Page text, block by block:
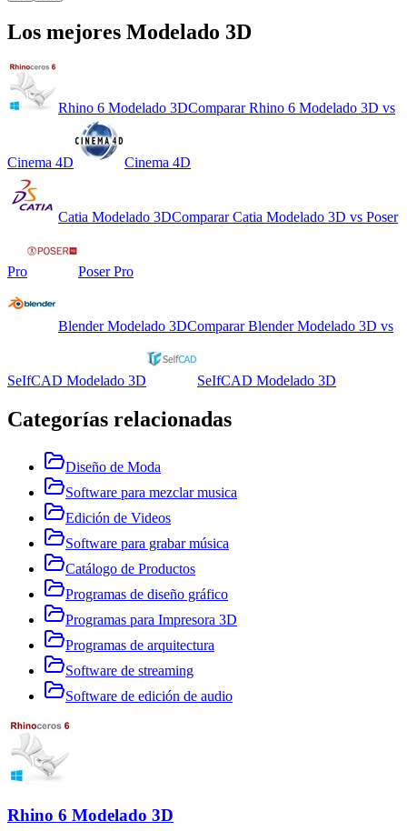
Los mejores Modelado 3D
Rhino 6 Modelado 3DComparar Rhino 6 Modelado 3D vs
Cinema 4D Cinema 4D
Catia Modelado 3DComparar Catia Modelado 3D vs Poser
Pro Poser Pro
Blender Modelado 3DComparar Blender Modelado 3D vs
SeIfCAD Modelado 3D SeIfCAD Modelado 3D
Categorías relacionadas
Diseño de Moda
Software para mezclar musica
Edición de Videos
Software para grabar música
Catálogo de Productos
Programas de diseño gráfico
Programas para Impresora 3D
Programas de arquitectura
Software de streaming
Software de edición de audio
Rhino 6 Modelado 3D